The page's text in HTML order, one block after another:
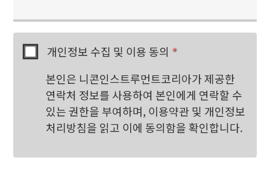
개인정보 수집 및 이용 동의 *
본인은 니콘인스트루먼트코리아가 제공한
연락처 정보를 사용하여 본인에게 연락할 수
있는 권한을 부여하며, 이용약관 및 개인정보
처리방침을 읽고 이에 동의함을 확인합니다.